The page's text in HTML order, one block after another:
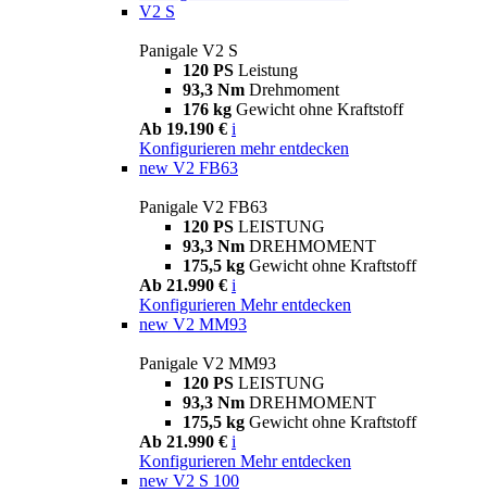
V2 S
Panigale V2 S
120 PS Leistung
93,3 Nm Drehmoment
176 kg Gewicht ohne Kraftstoff
Ab 19.190 € i
Konfigurieren mehr entdecken
new V2 FB63
Panigale V2 FB63
120 PS LEISTUNG
93,3 Nm DREHMOMENT
175,5 kg Gewicht ohne Kraftstoff
Ab 21.990 € i
Konfigurieren Mehr entdecken
new V2 MM93
Panigale V2 MM93
120 PS LEISTUNG
93,3 Nm DREHMOMENT
175,5 kg Gewicht ohne Kraftstoff
Ab 21.990 € i
Konfigurieren Mehr entdecken
new V2 S 100